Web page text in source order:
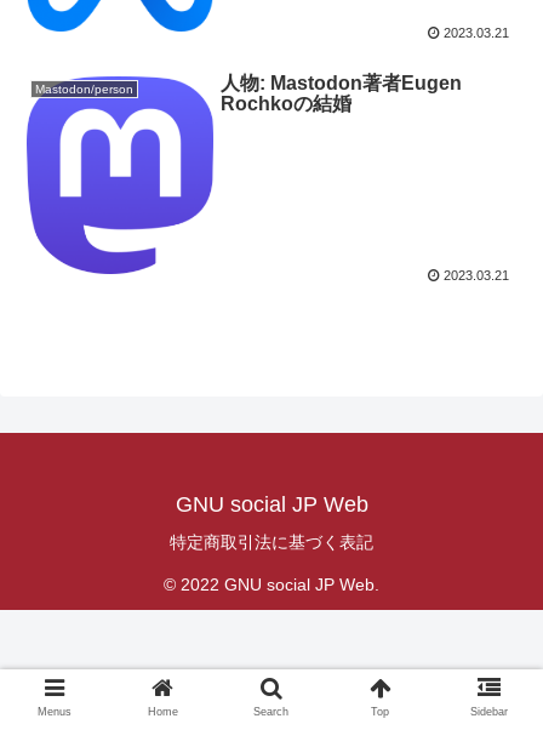
2023.03.21
Mastodon/person
人物: Mastodon著者Eugen
Rochkoの結婚
2023.03.21
GNU social JP Web
特定商取引法に基づく表記
© 2022 GNU social JP Web.
Menus Home Search Top Sidebar